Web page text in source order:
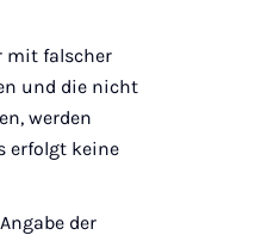
mit falscher
und die nicht
werden
erfolgt keine
der